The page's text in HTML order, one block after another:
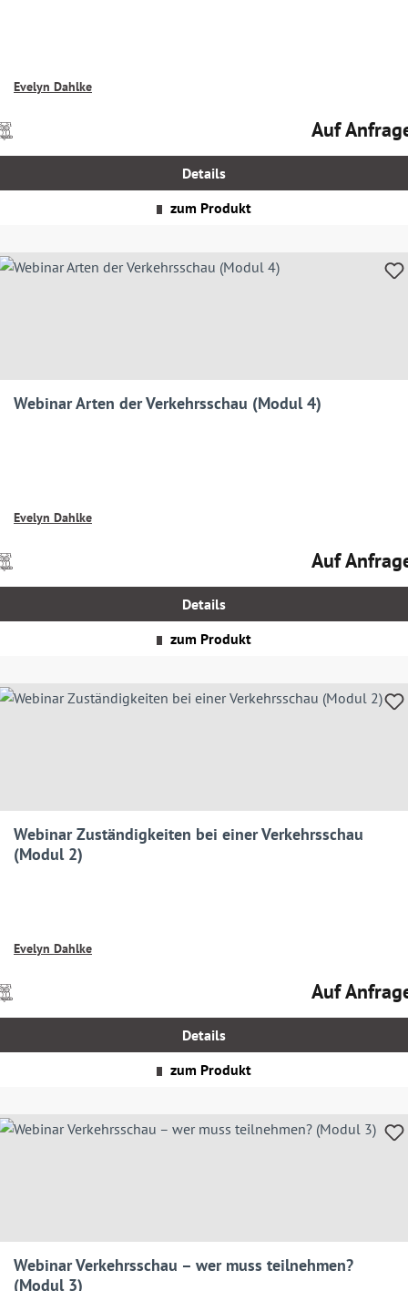
Evelyn Dahlke
Regulärer
Auf
Details
zum Produkt
Webinar Arten der Verkehrsschau (Modul 4)
Evelyn Dahlke
Regulärer
Auf
Details
zum Produkt
Webinar Zuständigkeiten bei einer Verkehrsschau
(Modul 2)
Evelyn Dahlke
Regulärer
Auf
Details
zum Produkt
Webinar Verkehrsschau – wer muss teilnehmen?
(Modul 3)